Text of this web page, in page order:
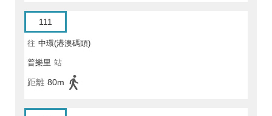
111
往 中環(港澳碼頭)
普樂里 站
距離 80m